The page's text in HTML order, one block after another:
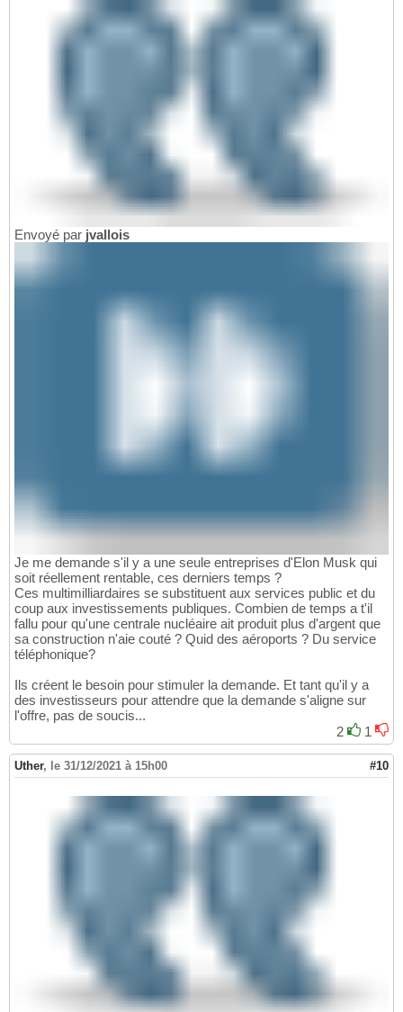
Envoyé par jvallois
Je me demande s'il y a une seule entreprises d'Elon Musk qui
soit réellement rentable, ces derniers temps ?
Ces multimilliardaires se substituent aux services public et du
coup aux investissements publiques. Combien de temps a t'il
fallu pour qu'une centrale nucléaire ait produit plus d'argent que
sa construction n'aie couté ? Quid des aéroports ? Du service
téléphonique?
Ils créent le besoin pour stimuler la demande. Et tant qu'il y a
des investisseurs pour attendre que la demande s'aligne sur
l'offre, pas de soucis...
2
1
Uther, le 31/12/2021 à 15h00 #10